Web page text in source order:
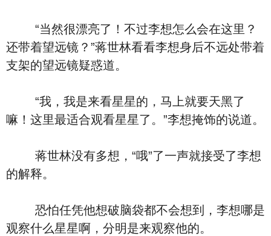
“当然很漂亮了！不过李想怎么会在这里？
还带着望远镜？”蒋世林看看李想身后不远处带着
支架的望远镜疑惑道。
“我，我是来看星星的，马上就要天黑了
嘛！这里最适合观看星星了。”李想掩饰的说道。
蒋世林没有多想，“哦”了一声就接受了李想
的解释。
恐怕任凭他想破脑袋都不会想到，李想哪是
观察什么星星啊，分明是来观察他的。